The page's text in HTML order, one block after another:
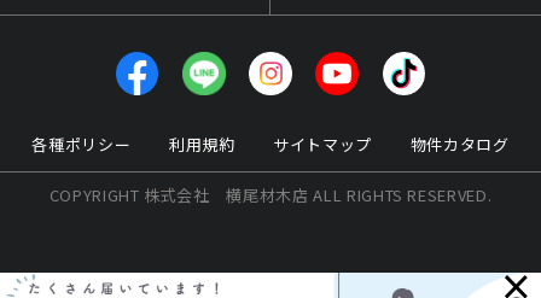
各種ポリシー 利用規約 サイトマップ 物件カタログ
COPYRIGHT 株式会社 横尾材木店 ALL RIGHTS RESERVED.
×